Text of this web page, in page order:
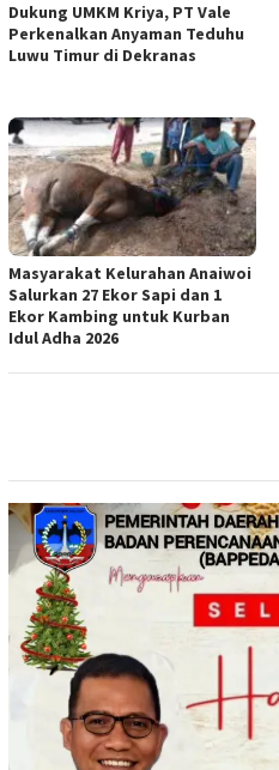
Dukung UMKM Kriya, PT Vale
Perkenalkan Anyaman Teduhu
Luwu Timur di Dekranas
Masyarakat Kelurahan Anaiwoi
Salurkan 27 Ekor Sapi dan 1
Ekor Kambing untuk Kurban
Idul Adha 2026